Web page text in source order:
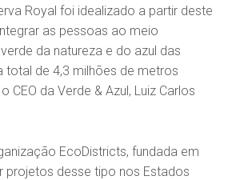
Royal foi idealizado a partir deste
as pessoas ao meio
da natureza e do azul das
total de 4,3 milhões de metros
CEO da Verde & Azul, Luiz Carlos
EcoDistricts, fundada em
projetos desse tipo nos Estados